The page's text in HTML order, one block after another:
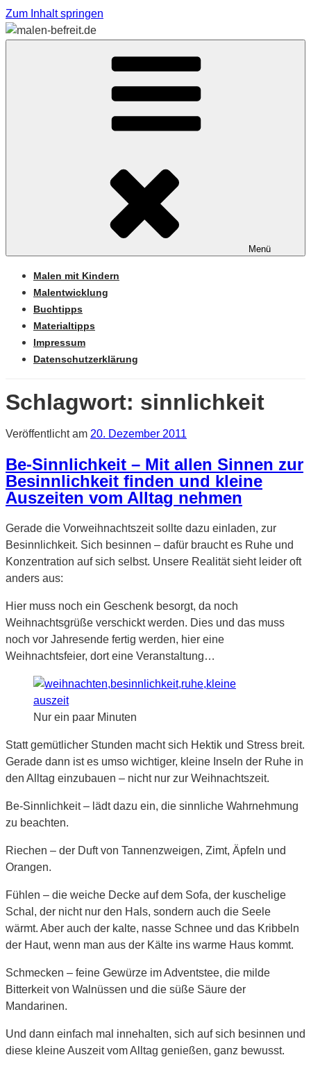
Zum Inhalt springen
MALEN-BEFREIT.DE
Sabine Feickert – Atelier für begleitetes Malen
Menü
Malen mit Kindern
Malentwicklung
Buchtipps
Materialtipps
Impressum
Datenschutzerklärung
Schlagwort: sinnlichkeit
Veröffentlicht am 20. Dezember 2011
Be-Sinnlichkeit – Mit allen Sinnen zur
Besinnlichkeit finden und kleine
Auszeiten vom Alltag nehmen
Gerade die Vorweihnachtszeit sollte dazu einladen, zur
Besinnlichkeit. Sich besinnen – dafür braucht es Ruhe und
Konzentration auf sich selbst. Unsere Realität sieht leider oft
anders aus:
Hier muss noch ein Geschenk besorgt, da noch
Weihnachtsgrüße verschickt werden. Dies und das muss
noch vor Jahresende fertig werden, hier eine
Weihnachtsfeier, dort eine Veranstaltung…
Nur ein paar Minuten
Statt gemütlicher Stunden macht sich Hektik und Stress breit.
Gerade dann ist es umso wichtiger, kleine Inseln der Ruhe in
den Alltag einzubauen – nicht nur zur Weihnachtszeit.
Be-Sinnlichkeit – lädt dazu ein, die sinnliche Wahrnehmung
zu beachten.
Riechen – der Duft von Tannenzweigen, Zimt, Äpfeln und
Orangen.
Fühlen – die weiche Decke auf dem Sofa, der kuschelige
Schal, der nicht nur den Hals, sondern auch die Seele
wärmt. Aber auch der kalte, nasse Schnee und das Kribbeln
der Haut, wenn man aus der Kälte ins warme Haus kommt.
Schmecken – feine Gewürze im Adventstee, die milde
Bitterkeit von Walnüssen und die süße Säure der
Mandarinen.
Und dann einfach mal innehalten, sich auf sich besinnen und
diese kleine Auszeit vom Alltag genießen, ganz bewusst.